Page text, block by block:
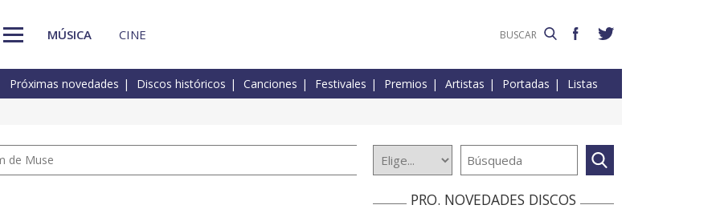
MÚSICA CINE
Próximas novedades Discos históricos Canciones Festivales Premios Artistas Portadas Listas
de Muse
PRO. NOVEDADES DISCOS